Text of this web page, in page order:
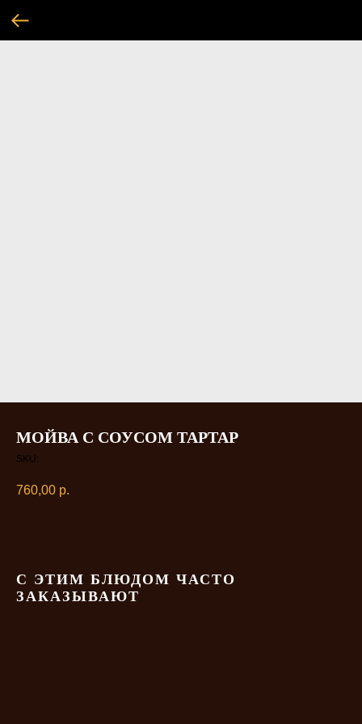
МОЙВА С СОУСОМ ТАРТАР
SKU:
760,00 р.
С ЭТИМ БЛЮДОМ ЧАСТО
ЗАКАЗЫВАЮТ